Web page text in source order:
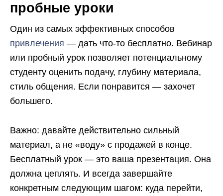
пробные уроки
Один из самых эффективных способов
привлечения — дать что-то бесплатно. Вебинар
или пробный урок позволяет потенциальному
студенту оценить подачу, глубину материала,
стиль общения. Если понравится — захочет
большего.
Важно: давайте действительно сильный
материал, а не «воду» с продажей в конце.
Бесплатный урок — это ваша презентация. Она
должна цеплять. И всегда завершайте
конкретным следующим шагом: куда перейти,